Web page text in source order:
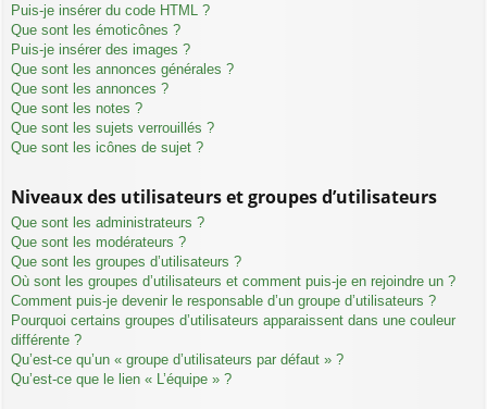
Puis-je insérer du code HTML ?
Que sont les émoticônes ?
Puis-je insérer des images ?
Que sont les annonces générales ?
Que sont les annonces ?
Que sont les notes ?
Que sont les sujets verrouillés ?
Que sont les icônes de sujet ?
Niveaux des utilisateurs et groupes d’utilisateurs
Que sont les administrateurs ?
Que sont les modérateurs ?
Que sont les groupes d’utilisateurs ?
Où sont les groupes d’utilisateurs et comment puis-je en rejoindre un ?
Comment puis-je devenir le responsable d’un groupe d’utilisateurs ?
Pourquoi certains groupes d’utilisateurs apparaissent dans une couleur
différente ?
Qu’est-ce qu’un « groupe d’utilisateurs par défaut » ?
Qu’est-ce que le lien « L’équipe » ?